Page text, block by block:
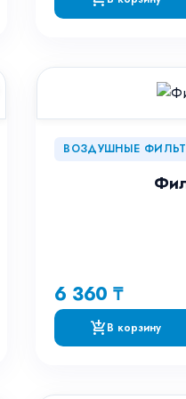
ВОЗДУШНЫЕ
6 360 ₸
add_shopping_cartВ корзину